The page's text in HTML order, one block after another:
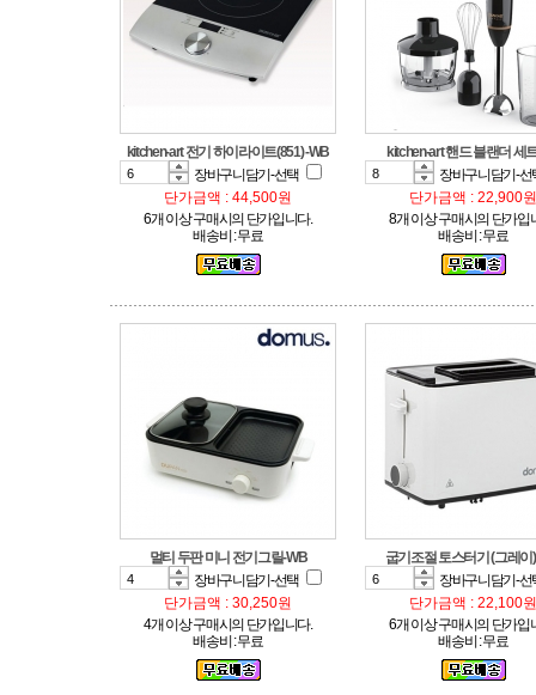
kitchen-art 전기 하이라이트(851) -WB
장바구니담기-선택
단가금액 : 44,500원
6개 이상 구매시의 단가입니다.
배송비 : 무료
kitchen-art 핸드 블랜더 세
장바구니담기-
단가금액 : 22,900원
8개 이상 구매시의 단가입
배송비 : 무료
멀티 두판 미니 전기그릴-WB
장바구니담기-선택
단가금액 : 30,250원
4개 이상 구매시의 단가입니다.
배송비 : 무료
굽기조절 토스터기 (그레이
장바구니담기-
단가금액 : 22,100원
6개 이상 구매시의 단가입
배송비 : 무료